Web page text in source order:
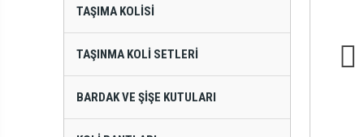
TAŞIMA KOLISI
TAŞINMA KOLI SETLERI
BARDAK VE ŞIŞE KUTULARI